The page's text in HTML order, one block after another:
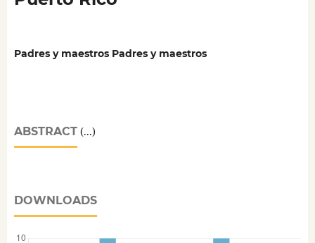
Padres y maestros Padres y maestros
ABSTRACT(...)
DOWNLOADS